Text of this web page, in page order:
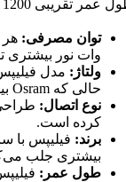
عمر تقریبی 1200 ساعت
توان مصرفی:
وات نور بیشتری
ولتاژ :
حالی که Osram بیشتر برای سواری‌هاست.
نوع اتصال:
کرده است.
برند: فیلیپس با
بیشتری جلب
طول عمر :